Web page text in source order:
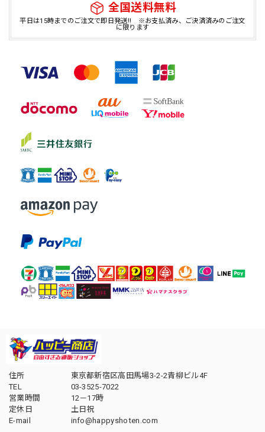
全国送料無料
平日は15時までのご注文で即日発送!! ※お支払済み、ご決済済みのご注文
に限ります
住所
東京都新宿区高田馬場3-2-2青柳ビル4F
TEL
03-3525-7022
営業時間
12－17時
定休日
土日祝
E-mail
info@happyshoten.com